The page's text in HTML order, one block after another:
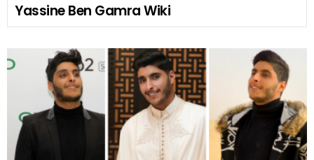
Yassine Ben Gamra Wiki